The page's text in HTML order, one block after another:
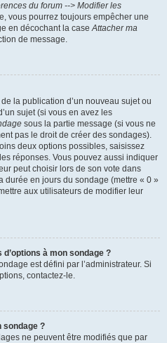
du forum --> Modifier les
vous pourrez toujours empêcher une
en décochant la caseAttacher ma
de message.
la publication d’un nouveau sujet ou
sujet (si vous en avez les
sous la partie message (si vous ne
pas le droit de créer des sondages).
deux options possibles, saisissez
réponses. Vous pouvez aussi indiquer
peut choisir lors de son vote dans
durée en jours du sondage (mettre « 0 »
aux utilisateurs de modifier leur
à mon sondage ?
est défini par l’administrateur. Si
contactez-le.
sondage ?
ne peuvent être modifiés que par